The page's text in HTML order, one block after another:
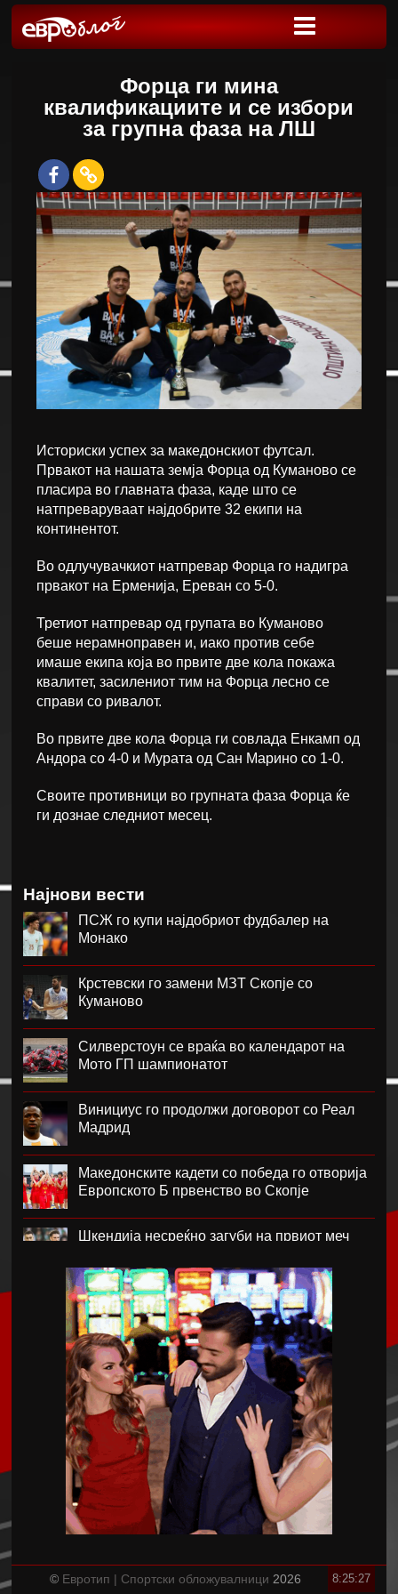
Форца ги мина
квалификациите и се избори
за групна фаза на ЛШ
Историски успех за македонскиот футсал.
Првакот на нашата земја Форца од Куманово се
пласира во главната фаза, каде што се
натпреваруваат најдобрите 32 екипи на
континентот.
Во одлучувачкиот натпревар Форца го надигра
првакот на Ерменија, Ереван со 5-0.
Третиот натпревар од групата во Куманово
беше нерамноправен и, иако против себе
имаше екипа која во првите две кола покажа
квалитет, засилениот тим на Форца лесно се
справи со ривалот.
Во првите две кола Форца ги совлада Енкамп од
Андора со 4-0 и Мурата од Сан Марино со 1-0.
Своите противници во групната фаза Форца ќе
ги дознае следниот месец.
Најнови вести
ПСЖ го купи најдобриот фудбалер на
Монако
Крстевски го замени МЗТ Скопје со
Куманово
Силверстоун се враќа во календарот на
Мото ГП шампионатот
Винициус го продолжи договорот со Реал
Мадрид
Македонските кадети со победа го отворија
Европското Б првенство во Скопје
Шкендија несреќно загуби на првиот меч
Реал го официјализира рекордниот
трансфер на Диоманде
Томас Волкап преговара со Дубаи
Перишиќ дал согласност за враќање во
Интер
Лусаил го претстави Георг Стојановски
обезбедија Мундијал
8:25:27
© Евротип | Спортски обложувалници 2026